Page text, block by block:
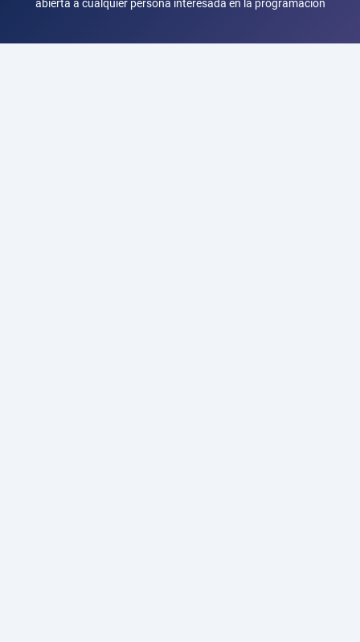
abierta a cualquier persona interesada en la programación